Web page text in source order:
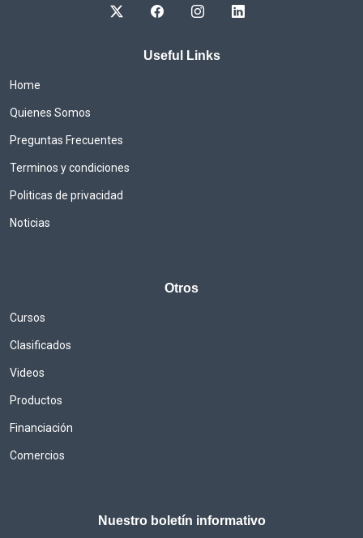
Useful Links
Home
Quienes Somos
Preguntas Frecuentes
Terminos y condiciones
Politicas de privacidad
Noticias
Otros
Cursos
Clasificados
Videos
Productos
Financiación
Comercios
Nuestro boletín informativo